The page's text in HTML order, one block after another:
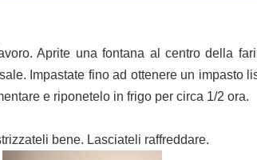
Aprite una fontana al centro della
Impastate fino ad ottenere un impasto
e riponetelo in frigo per circa 1/2 ora.
bene. Lasciateli raffreddare.